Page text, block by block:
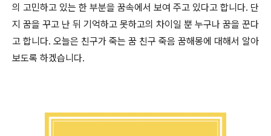
의 고민하고 있는 한 부분을 꿈속에서 보여 주고 있다고 합니다. 단
지 꿈을 꾸고 난 뒤 기억하고 못하고의 차이일 뿐 누구나 꿈을 꾼다
고 합니다. 오늘은 친구가 죽는 꿈 친구 죽음 꿈해몽에 대해서 알아
보도록 하겠습니다.